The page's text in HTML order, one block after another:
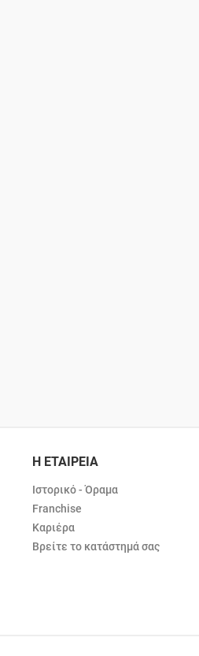
Η ΕΤΑΙΡΕΙΑ
Ιστορικό - Όραμα
Franchise
Καριέρα
Βρείτε το κατάστημά σας